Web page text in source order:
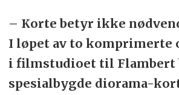
– Korte betyr ikke
I løpet av to komprimerte
i filmstudioet til Flambert
spesialbygde diorama-